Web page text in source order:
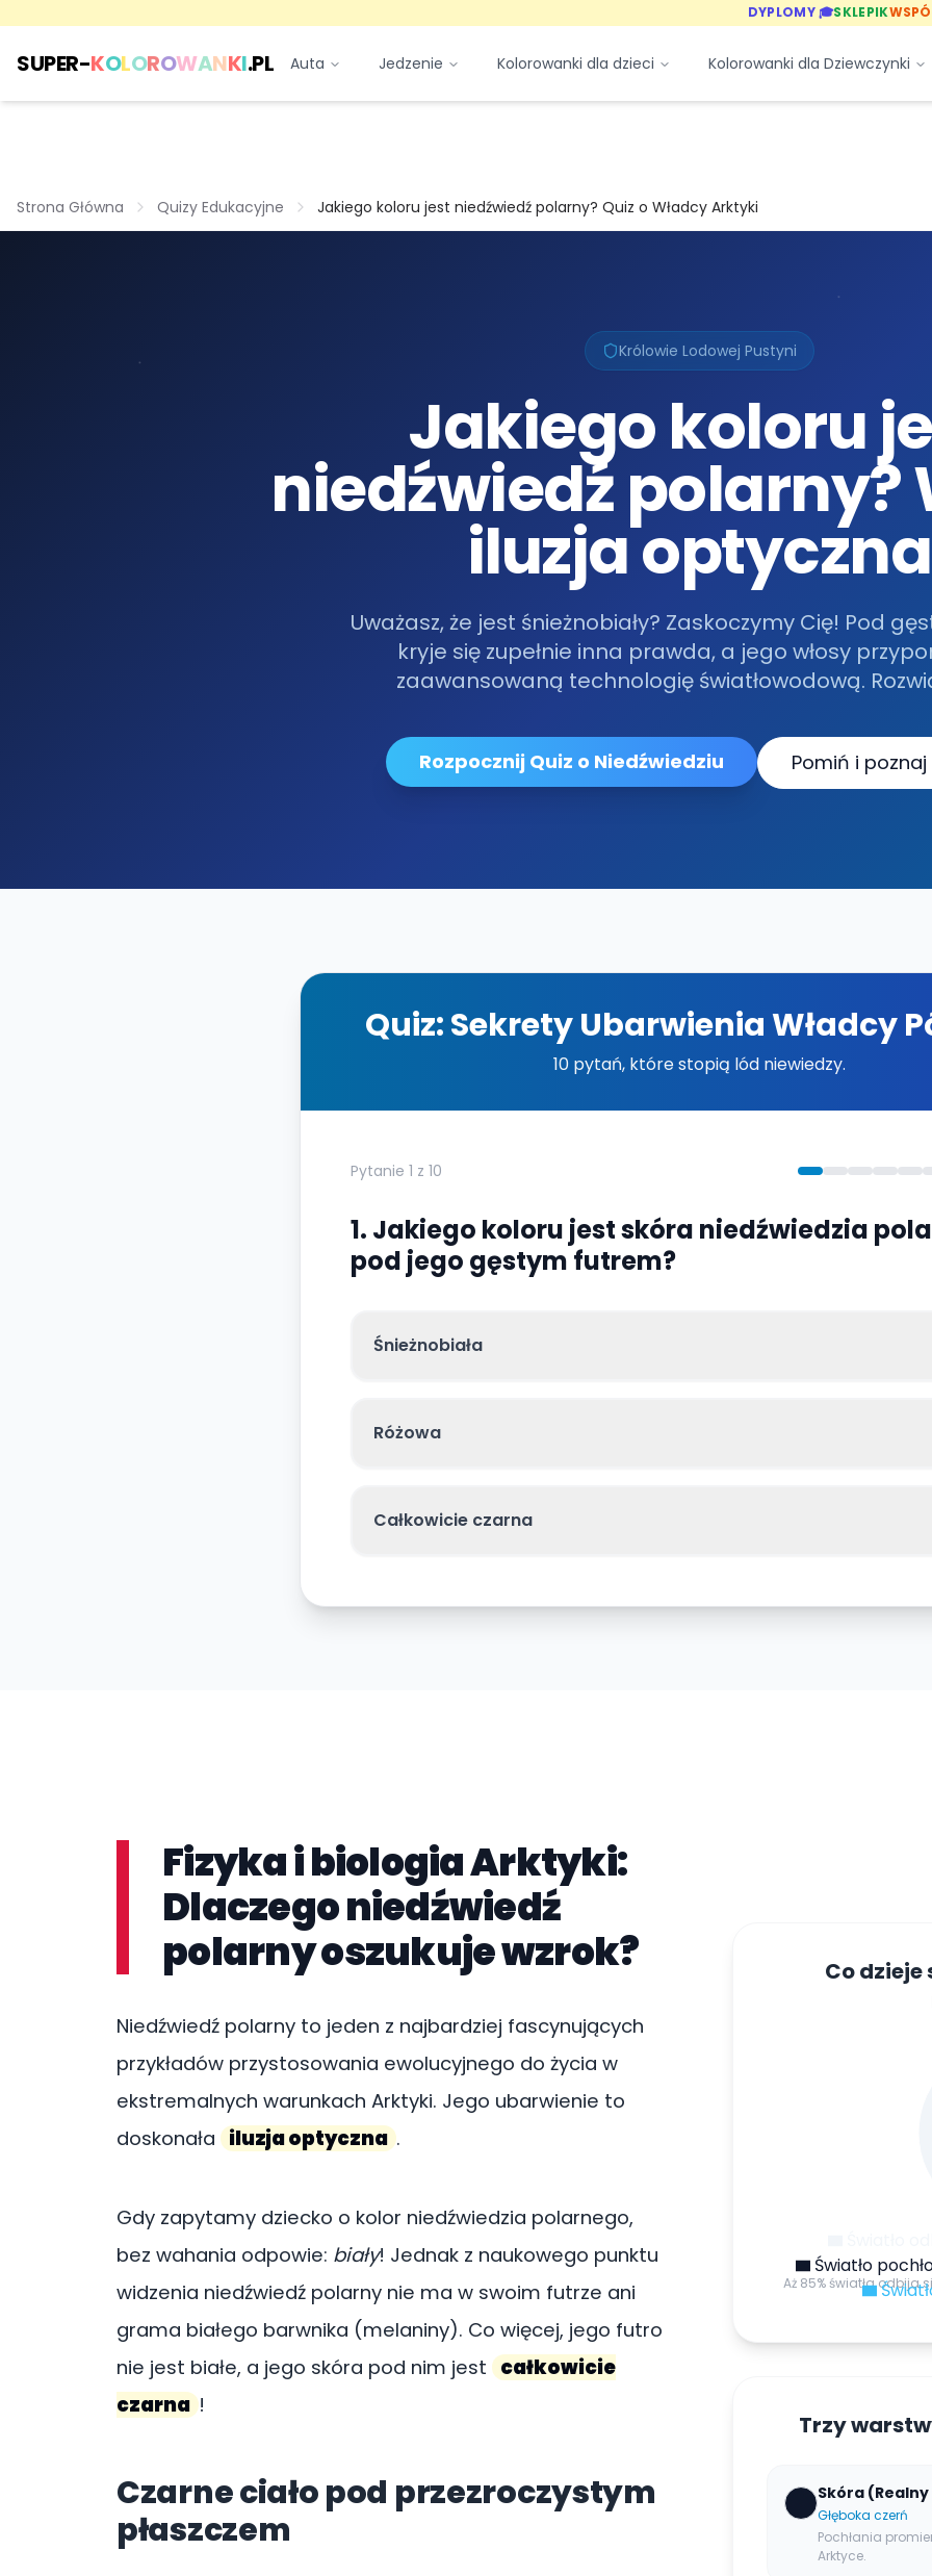
DYPLOMY 🎓SKLEPIK
SUPER-KOLOROWANKI.PL Auta Jedzenie Kolorowanki dla dzieci Kolorowanki dla Dziewczynki
Strona Główna Quizy Edukacyjne Jakiego koloru jest niedźwiedź polarny? Quiz o Władcy Arktyki
Królowie Lodowej Pustyni
Jakiego koloru
niedźwiedź polarny?
iluzja optyczna
Uważasz, że jest śnieżnobiały? Zaskoczymy Cię! Pod
kryje się zupełnie inna prawda, a jego włosy
zaawansowaną technologię światłowodową.
Rozpocznij Quiz o Niedźwiedziu Pomiń i
Quiz: Sekrety Ubarwienia Władcy
10 pytań, które stopią lód niewiedzy.
Pytanie 1 z 10
1. Jakiego koloru jest skóra niedźwiedzia
pod jego gęstym futrem?
Śnieżnobiała
Różowa
Całkowicie czarna
Fizyka i biologia Arktyki:
Dlaczego niedźwiedź
polarny oszukuje wzrok?
Niedźwiedź polarny to jeden z najbardziej fascynujących
przykładów przystosowania ewolucyjnego do życia w
ekstremalnych warunkach Arktyki. Jego ubarwienie to
doskonała iluzja optyczna .
Gdy zapytamy dziecko o kolor niedźwiedzia polarnego,
bez wahania odpowie: biały! Jednak z naukowego punktu
widzenia niedźwiedź polarny nie ma w swoim futrze ani
grama białego barwnika (melaniny). Co więcej, jego futro
nie jest białe, a jego skóra pod nim jest całkowicie
czarna !
Czarne ciało pod przezroczystym
płaszczem
Co dzieje
Światło
Aż 85% światła odbija
Trzy
Skóra
Głęboka czerń
Pochłania
Arktyce.